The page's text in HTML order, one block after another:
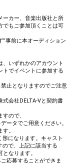
ーカー、音楽出版社と所
でもご参加頂くことは可
事前に本オーディション
、いずれかのアカウント
トでイベントに参加する
止となりますのでご注意
式会社DELTA-Vと契約書
ので、
ータでご用意ください。
。
形になります。キャスト
ので、上記に該当する
なります。
応募することができま